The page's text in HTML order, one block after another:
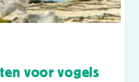
voor vogels